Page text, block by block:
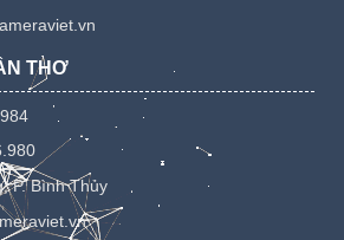
THƠ
P. Bình Thủy